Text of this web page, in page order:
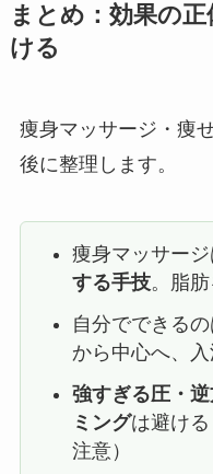
まとめ：効果の
ける
痩身マッサージ・痩
後に整理します。
痩身マッサージ
する手技。脂
自分でできるの
から中心へ、
強すぎる圧・
ミングは避け
注意）